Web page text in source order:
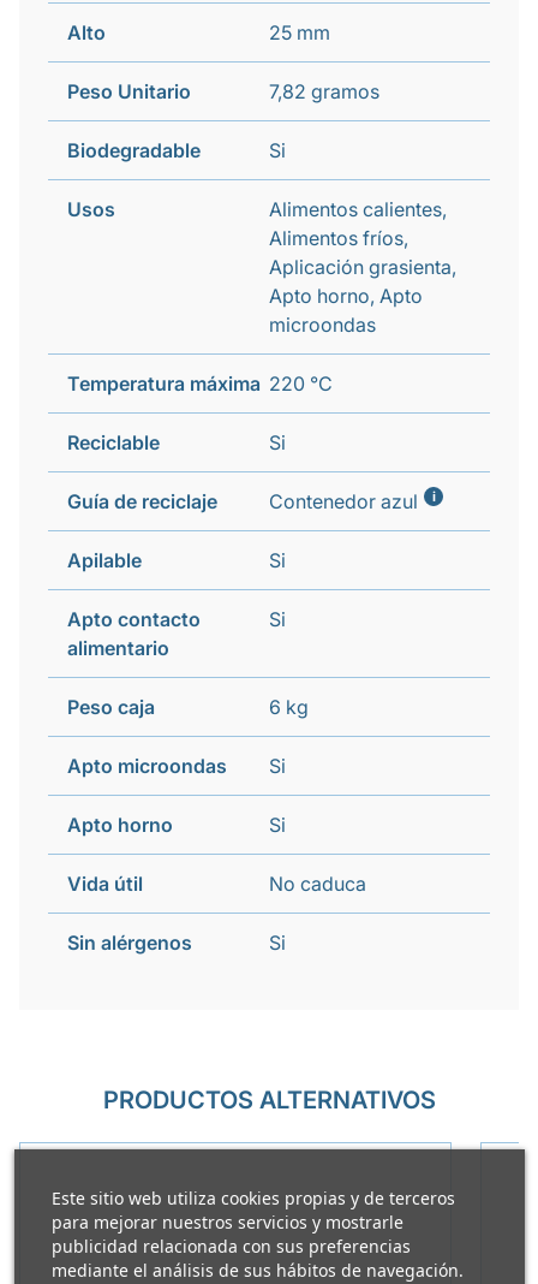
Este sitio web utiliza cookies propias y de terceros
para mejorar nuestros servicios y mostrarle
publicidad relacionada con sus preferencias
mediante el análisis de sus hábitos de navegación.
Alto 25 mm
Peso Unitario 7,82 gramos
Biodegradable Si
Usos
Alimentos calientes,
Alimentos fríos,
Aplicación grasienta,
Apto horno, Apto
microondas
Temperatura máxima 220 °C
Reciclable Si
Guía de reciclaje Contenedor azul i
Apilable Si
Apto contacto
alimentario
Si
Peso caja 6 kg
Apto microondas Si
Apto horno Si
Vida útil No caduca
Sin alérgenos Si
PRODUCTOS ALTERNATIVOS